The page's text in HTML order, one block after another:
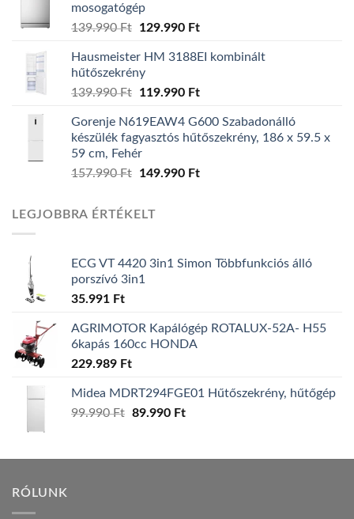
mosogatógép
139.990Ft
Original
was:
139.990 Ft.
129.990 FtCurrent
is:
Hausmeister HM 3188EI kombinált
hűtőszekrény
139.990Ft
Original
was:
139.990 Ft.
119.990 FtCurrent
is:
119.990 Ft.
Gorenje N619EAW4 G600 Szabadonálló
készülék fagyasztós hűtőszekrény, 186 x 59.5 x
59 cm, Fehér
157.990Ft
Original
149.990 FtCurrent
LEGJOBBRA ÉRTÉKELT
ECG VT 4420 3in1 Simon Többfunkciós álló
porszívó 3in1
35.991 Ft
AGRIMOTOR Kapálógép ROTALUX-52A- H55
6kapás 160cc HONDA
229.989 Ft
Midea MDRT294FGE01 Hűtőszekrény, hűtőgép
99.990Ft Original
99.990 Ft.
89.990 FtCurrent
89.990 Ft.
RÓLUNK